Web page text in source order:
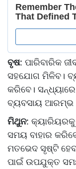
ବୃଷ: ପାରିବାରିକ
ସହଯୋଗ ମିଳିବ।
କରିବେ।
ବ୍ୟବସାୟ ଆରମ୍ଭ
ମିଥୁନ: କ୍ୟାରିୟରକୁ
ସମୟ ବାହାର
ମତଭେଦ ସୃଷ୍ଟି
ପାଇଁ ଉପଯୁକ୍ତ